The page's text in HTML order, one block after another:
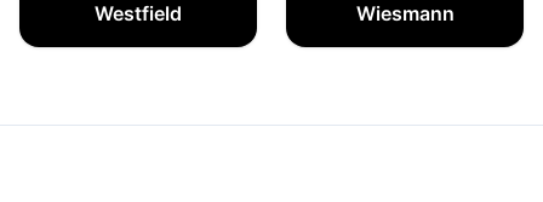
Westfield Wiesmann